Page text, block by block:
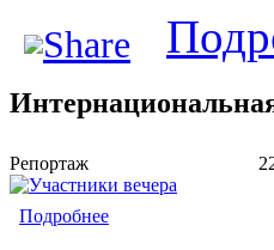
Репортаж
Подробнее